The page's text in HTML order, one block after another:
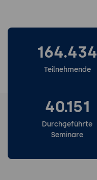
164.434
Teilnehmende
40.151
Durchgeführte
Seminare